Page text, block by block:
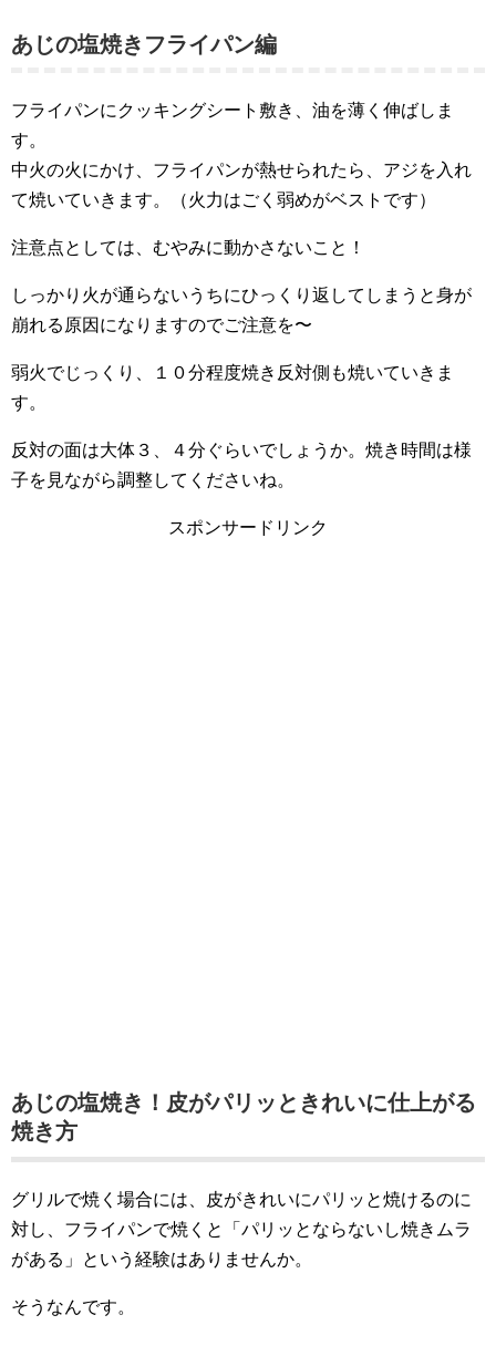
あじの塩焼きフライパン編
フライパンにクッキングシート敷き、油を薄く伸ばしま
す。
中火の火にかけ、フライパンが熱せられたら、アジを入れ
て焼いていきます。（火力はごく弱めがベストです）
注意点としては、むやみに動かさないこと！
しっかり火が通らないうちにひっくり返してしまうと身が
崩れる原因になりますのでご注意を〜
弱火でじっくり、１０分程度焼き反対側も焼いていきま
す。
反対の面は大体３、４分ぐらいでしょうか。焼き時間は様
子を見ながら調整してくださいね。
スポンサードリンク
あじの塩焼き！皮がパリッときれいに仕上がる
焼き方
グリルで焼く場合には、皮がきれいにパリッと焼けるのに
対し、フライパンで焼くと「パリッとならないし焼きムラ
がある」という経験はありませんか。
そうなんです。